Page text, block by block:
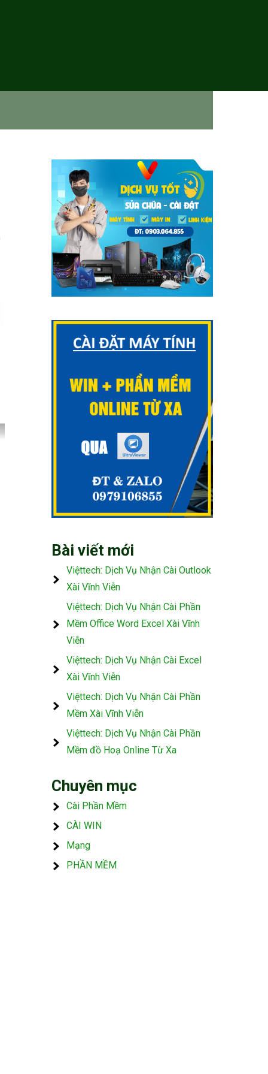
Bài viết mới
Việttech: Dịch Vụ Nhận Cài Outlook
Xài Vĩnh Viễn
Việttech: Dịch Vụ Nhận Cài Phần
Mềm Office Word Excel Xài Vĩnh
Viễn
Việttech: Dịch Vụ Nhận Cài Excel
Xài Vĩnh Viễn
Việttech: Dịch Vụ Nhận Cài Phần
Mềm Xài Vĩnh Viễn
Việttech: Dịch Vụ Nhận Cài Phần
Mềm đồ Hoạ Online Từ Xa
Chuyên mục
Cài Phần Mềm
CÀI WIN
Mạng
PHẦN MỀM